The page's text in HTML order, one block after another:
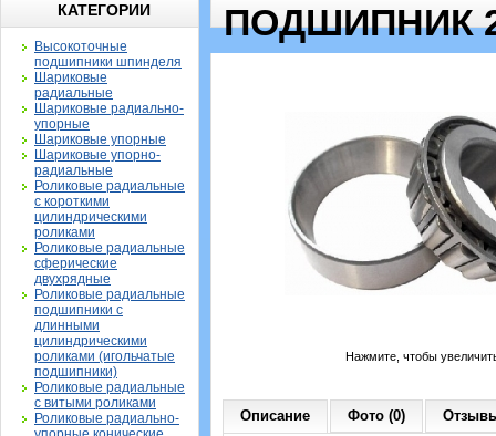
КАТЕГОРИИ
Высокоточные
подшипники шпинделя
Шариковые
радиальные
Шариковые радиально-
упорные
Шариковые упорные
Шариковые упорно-
радиальные
Роликовые радиальные
с короткими
цилиндрическими
роликами
Роликовые радиальные
сферические
двухрядные
Роликовые радиальные
подшипники с
длинными
цилиндрическими
роликами (игольчатые
подшипники)
Роликовые радиальные
с витыми роликами
Роликовые радиально-
ПОДШИПНИК
Нажмите, чтобы
Описание Фото (0)